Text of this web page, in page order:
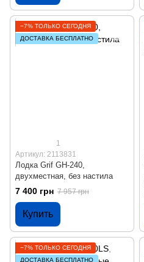
−7% ТОЛЬКО СЕГОДНЯ
ДОСТАВКА БЕСПЛАТНО
1
Артикул: 2113831
Лодка Grif GH-240,
двухместная, без настила
7 400 грн 7 957 грн
Купить
−7% ТОЛЬКО СЕГОДНЯ
ДОСТАВКА БЕСПЛАТНО